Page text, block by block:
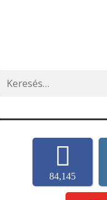
Search
for:
84,145